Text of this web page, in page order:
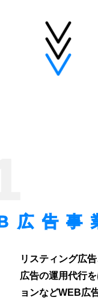
広告事
リスティング広
広告の運用代行
ョンなどWEB広